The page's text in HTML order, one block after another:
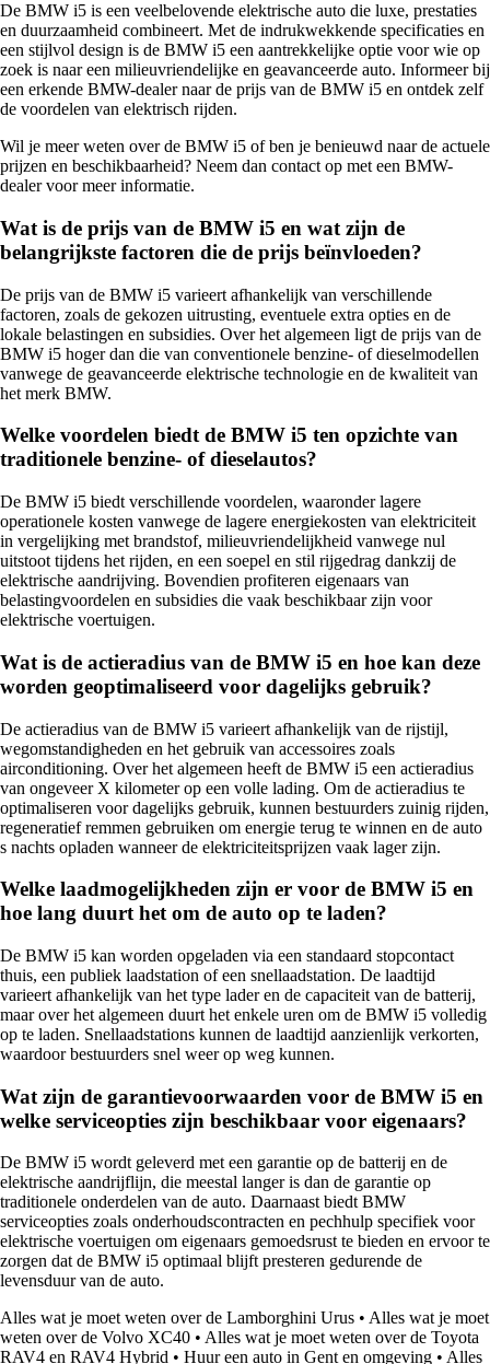
De BMW i5 is een veelbelovende elektrische auto die luxe, prestaties
en duurzaamheid combineert. Met de indrukwekkende specificaties en
een stijlvol design is de BMW i5 een aantrekkelijke optie voor wie op
zoek is naar een milieuvriendelijke en geavanceerde auto. Informeer bij
een erkende BMW-dealer naar de prijs van de BMW i5 en ontdek zelf
de voordelen van elektrisch rijden.
Wil je meer weten over de BMW i5 of ben je benieuwd naar de actuele
prijzen en beschikbaarheid? Neem dan contact op met een BMW-
dealer voor meer informatie.
Wat is de prijs van de BMW i5 en wat zijn de
belangrijkste factoren die de prijs beïnvloeden?
De prijs van de BMW i5 varieert afhankelijk van verschillende
factoren, zoals de gekozen uitrusting, eventuele extra opties en de
lokale belastingen en subsidies. Over het algemeen ligt de prijs van de
BMW i5 hoger dan die van conventionele benzine- of dieselmodellen
vanwege de geavanceerde elektrische technologie en de kwaliteit van
het merk BMW.
Welke voordelen biedt de BMW i5 ten opzichte van
traditionele benzine- of dieselautos?
De BMW i5 biedt verschillende voordelen, waaronder lagere
operationele kosten vanwege de lagere energiekosten van elektriciteit
in vergelijking met brandstof, milieuvriendelijkheid vanwege nul
uitstoot tijdens het rijden, en een soepel en stil rijgedrag dankzij de
elektrische aandrijving. Bovendien profiteren eigenaars van
belastingvoordelen en subsidies die vaak beschikbaar zijn voor
elektrische voertuigen.
Wat is de actieradius van de BMW i5 en hoe kan deze
worden geoptimaliseerd voor dagelijks gebruik?
De actieradius van de BMW i5 varieert afhankelijk van de rijstijl,
wegomstandigheden en het gebruik van accessoires zoals
airconditioning. Over het algemeen heeft de BMW i5 een actieradius
van ongeveer X kilometer op een volle lading. Om de actieradius te
optimaliseren voor dagelijks gebruik, kunnen bestuurders zuinig rijden,
regeneratief remmen gebruiken om energie terug te winnen en de auto
s nachts opladen wanneer de elektriciteitsprijzen vaak lager zijn.
Welke laadmogelijkheden zijn er voor de BMW i5 en
hoe lang duurt het om de auto op te laden?
De BMW i5 kan worden opgeladen via een standaard stopcontact
thuis, een publiek laadstation of een snellaadstation. De laadtijd
varieert afhankelijk van het type lader en de capaciteit van de batterij,
maar over het algemeen duurt het enkele uren om de BMW i5 volledig
op te laden. Snellaadstations kunnen de laadtijd aanzienlijk verkorten,
waardoor bestuurders snel weer op weg kunnen.
Wat zijn de garantievoorwaarden voor de BMW i5 en
welke serviceopties zijn beschikbaar voor eigenaars?
De BMW i5 wordt geleverd met een garantie op de batterij en de
elektrische aandrijflijn, die meestal langer is dan de garantie op
traditionele onderdelen van de auto. Daarnaast biedt BMW
serviceopties zoals onderhoudscontracten en pechhulp specifiek voor
elektrische voertuigen om eigenaars gemoedsrust te bieden en ervoor te
zorgen dat de BMW i5 optimaal blijft presteren gedurende de
levensduur van de auto.
Alles wat je moet weten over de Lamborghini Urus • Alles wat je moet
weten over de Volvo XC40 • Alles wat je moet weten over de Toyota
RAV4 en RAV4 Hybrid • Huur een auto in Gent en omgeving • Alles